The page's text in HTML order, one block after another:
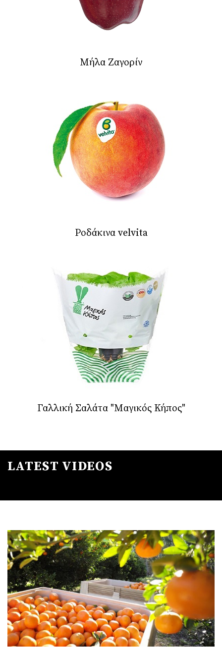
Μήλα Ζαγορίν
Ροδάκινα velvita
Γαλλική Σαλάτα "Μαγικός Κήπος"
LATEST VIDEOS